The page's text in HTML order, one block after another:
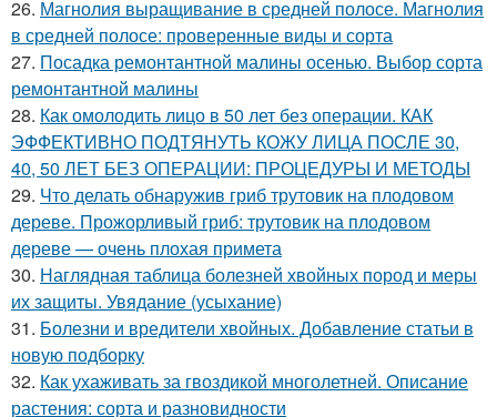
26. Магнолия выращивание в средней полосе. Магнолия
в средней полосе: проверенные виды и сорта
27. Посадка ремонтантной малины осенью. Выбор сорта
ремонтантной малины
28. Как омолодить лицо в 50 лет без операции. КАК
ЭФФЕКТИВНО ПОДТЯНУТЬ КОЖУ ЛИЦА ПОСЛЕ 30,
40, 50 ЛЕТ БЕЗ ОПЕРАЦИИ: ПРОЦЕДУРЫ И МЕТОДЫ
29. Что делать обнаружив гриб трутовик на плодовом
дереве. Прожорливый гриб: трутовик на плодовом
дереве — очень плохая примета
30. Наглядная таблица болезней хвойных пород и меры
их защиты. Увядание (усыхание)
31. Болезни и вредители хвойных. Добавление статьи в
новую подборку
32. Как ухаживать за гвоздикой многолетней. Описание
растения: сорта и разновидности